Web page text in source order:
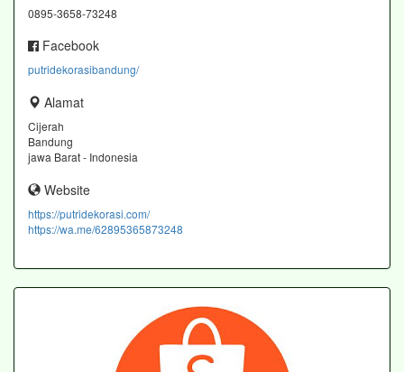
0895-3658-73248
Facebook
putridekorasibandung/
Alamat
Cijerah
Bandung
jawa Barat - Indonesia
Website
https://putridekorasi.com/
https://wa.me/62895365873248